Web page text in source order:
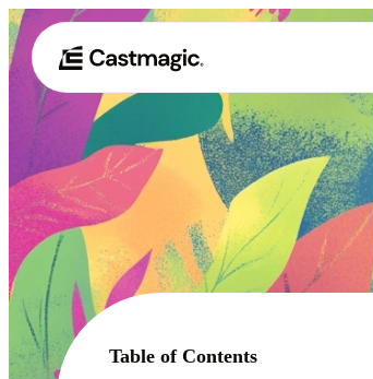
Table of Contents